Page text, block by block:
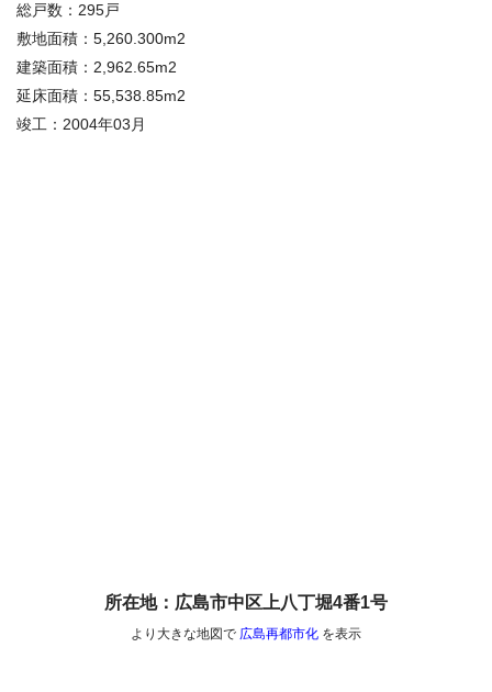
総戸数：295戸
敷地面積：5,260.300m2
建築面積：2,962.65m2
延床面積：55,538.85m2
竣工：2004年03月
所在地：広島市中区上八丁堀4番1号
より大きな地図で 広島再都市化 を表示